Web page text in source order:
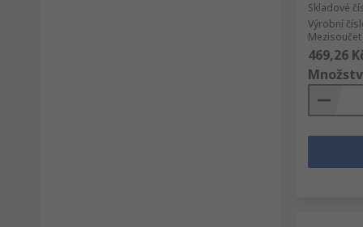
Skladové
Výrobní
469,26